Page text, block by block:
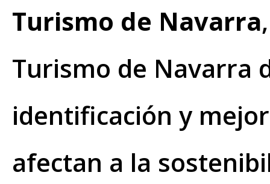
Turismo de Navarra
Turismo de Navarra
identificación y
afectan a la